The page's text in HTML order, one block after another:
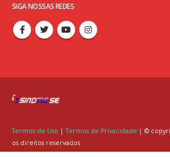
SIGA NOSSAS REDES
Termos de Uso |Termos de Privacidade | ©
os direitos reservados